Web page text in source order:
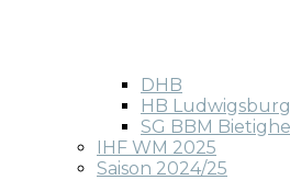
DHB
HB Ludwigsburg
SG BBM
IHF WM 2025
Saison 2024/25